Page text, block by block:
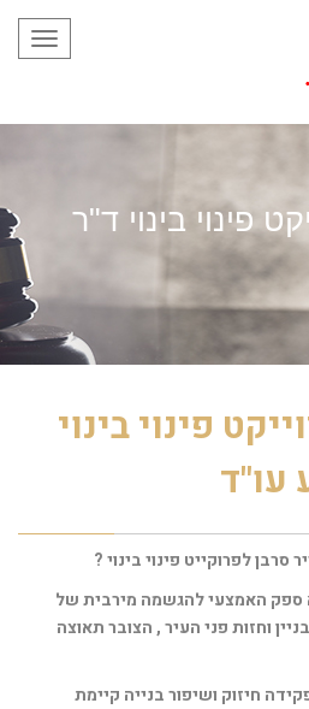
פינוי בינוי ד"ר
פינוי בינוי
עו"ד
לפרוקייט פינוי בינוי ?
ספק האמצעי להגשמה מירבית של
וחזות פני העיר , הצובר תאוצה
לתמ"א 38, שתפקידה חיזוק ושיפור בנייה קיימת